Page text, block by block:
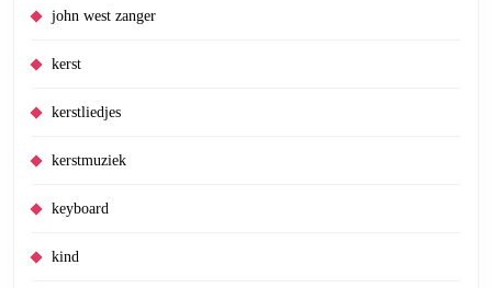
john west zanger
kerst
kerstliedjes
kerstmuziek
keyboard
kind